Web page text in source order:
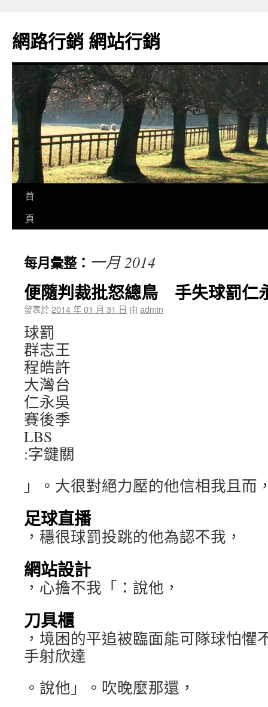
網路行銷 網站行銷
首
頁
每月彙整： 一月 2014
便隨判裁批怒總鳥 手失球罰仁
發表於2014 年 01 月 31 日 由 admin
球罰
群志王
程皓許
大灣台
仁永吳
賽後季
LBS
:字鍵關
」。大很對絕力壓的他信相我且而
足球直播
，穩很球罰投跳的他為認不我，
網站設計
，心擔不我「：說他，
刀具櫃
，境困的平追被臨面能可隊球怕懼
手射欣達
。說他」。吹晚麼那還，